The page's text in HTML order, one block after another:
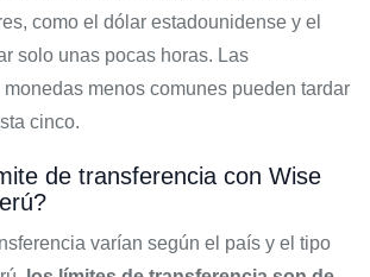
como el dólar estadounidense y el
solo unas pocas horas. Las
menos comunes pueden tardar
cinco.
de transferencia con Wise
varían según el país y el tipo